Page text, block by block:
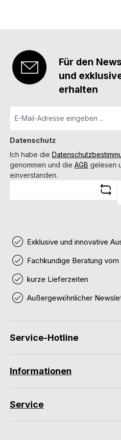
Durchmessers Bauhöhe: 14 /
Für den
und
erhalten
Datenschutz
Ich habe die
genommen und die AGB gelesen
einverstanden.
Exklusive und innovative
Fachkundige Beratung vom
kurze Lieferzeiten
Außergewöhnlicher
Service-Hotline
Informationen
Service